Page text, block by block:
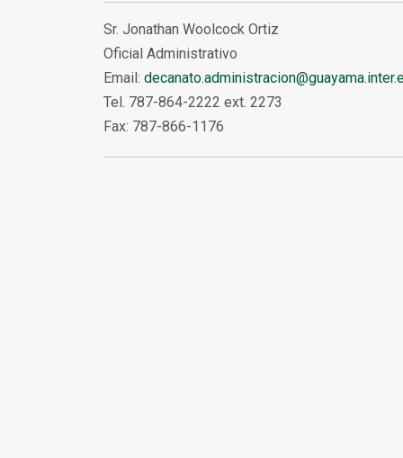
Sr. Jonathan Woolcock Ortiz
Oficial Administrativo
Email:
Tel. 787-864-2222 ext. 2273
Fax: 787-866-1176